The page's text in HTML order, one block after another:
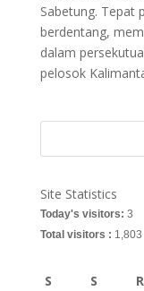
Sabetung. Tepat
berdentang,
dalam
pelosok
Site Statistics
Today's visitors: 3
Total visitors : 1,803
S S R